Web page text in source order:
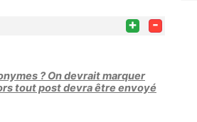
+ -
? On devrait marquer
tout post devra être envoyé